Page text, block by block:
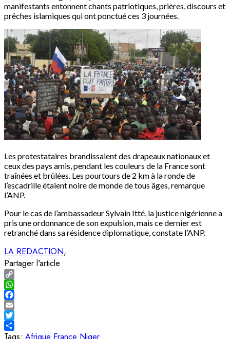
manifestants entonnent chants patriotiques, prières, discours et
prêches islamiques qui ont ponctué ces 3 journées.
Les protestataires brandissaient des drapeaux nationaux et
ceux des pays amis, pendant les couleurs de la France sont
traînées et brûlées. Les pourtours de 2 km à la ronde de
l’escadrille étaient noire de monde de tous âges, remarque
l’ANP.
Pour le cas de l’ambassadeur Sylvain Itté, la justice nigérienne a
pris une ordonnance de son expulsion, mais ce dernier est
retranché dans sa résidence diplomatique, constate l’ANP.
LA REDACTION
Partager l'article
Copy
Link
WhatsApp
Facebook
Email
Twitter
Share